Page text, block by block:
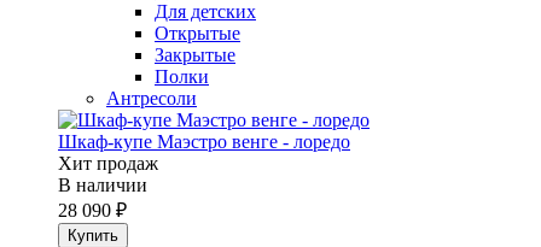
Для детских
Открытые
Закрытые
Полки
Антресоли
Шкаф-купе Маэстро венге - лоредо
Хит продаж
В наличии
28 090 ₽